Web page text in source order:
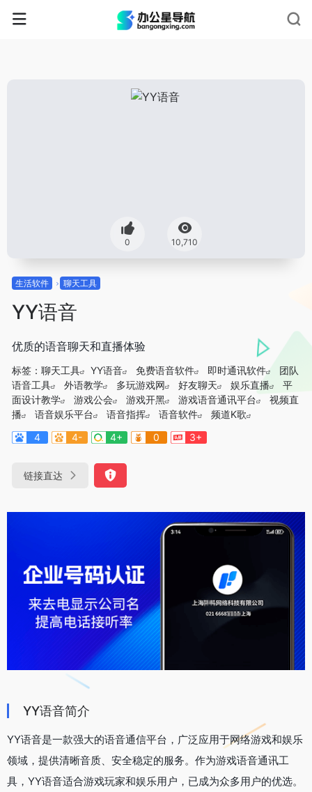
0 10,710
生活软件 聊天工具
YY语音
优质的语音聊天和直播体验
标签： 聊天工具 YY语音 免费语音软件 即时通讯软件
团队
语音工具
外语教学 多玩游戏网 好友聊天 娱乐直播
平
面设计教学
游戏公会 游戏开黑 游戏语音通讯平台
视频直
播
语音娱乐平台 语音指挥 语音软件
频道K歌
4
4- 4+ 0 3+
链接直达
YY语音简介
YY语音是一款强大的语音通信平台，广泛应用于网络游戏和娱乐
领域，提供清晰音质、安全稳定的服务。作为游戏语音通讯工
具，YY语音适合游戏玩家和娱乐用户，已成为众多用户的优选。